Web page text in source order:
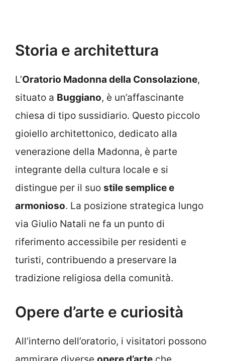
Storia e architettura
L’Oratorio Madonna della Consolazione,
situato a Buggiano, è un’affascinante
chiesa di tipo sussidiario. Questo piccolo
gioiello architettonico, dedicato alla
venerazione della Madonna, è parte
integrante della cultura locale e si
distingue per il suo stile semplice e
armonioso. La posizione strategica lungo
via Giulio Natali ne fa un punto di
riferimento accessibile per residenti e
turisti, contribuendo a preservare la
tradizione religiosa della comunità.
Opere d’arte e curiosità
All’interno dell’oratorio, i visitatori possono